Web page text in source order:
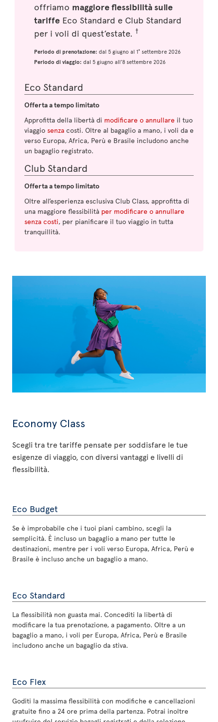
offriamo maggiore flessibilità sulle
tariffe Eco Standard e Club Standard
per i voli di quest’estate. †
Periodo di prenotazione: dal 5 giugno al 1° settembre 2026
Periodo di viaggio: dal 5 giugno all’8 settembre 2026
Eco Standard
Offerta a tempo limitato
Approfitta della libertà di modificare o annullare il tuo
viaggio senza costi. Oltre al bagaglio a mano, i voli da e
verso Europa, Africa, Perù e Brasile includono anche
un bagaglio registrato.
Club Standard
Offerta a tempo limitato
Oltre all’esperienza esclusiva Club Class, approfitta di
una maggiore flessibilità per modificare o annullare
senza costi, per pianificare il tuo viaggio in tutta
tranquillità.
Economy Class
Scegli tra tre tariffe pensate per soddisfare le tue
esigenze di viaggio, con diversi vantaggi e livelli di
flessibilità.
Eco Budget
Se è improbabile che i tuoi piani cambino, scegli la
semplicità. È incluso un bagaglio a mano per tutte le
destinazioni, mentre per i voli verso Europa, Africa, Perù e
Brasile è incluso anche un bagaglio a mano.
Eco Standard
La flessibilità non guasta mai. Concediti la libertà di
modificare la tua prenotazione, a pagamento. Oltre a un
bagaglio a mano, i voli per Europa, Africa, Perù e Brasile
includono anche un bagaglio da stiva.
Eco Flex
Goditi la massima flessibilità con modifiche e cancellazioni
gratuite fino a 24 ore prima della partenza. Potrai inoltre